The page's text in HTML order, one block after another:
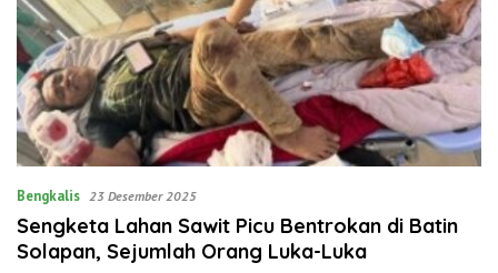
Bengkalis 23 Desember 2025
‎Sengketa Lahan Sawit Picu Bentrokan di Batin
Solapan, Sejumlah Orang Luka-Luka